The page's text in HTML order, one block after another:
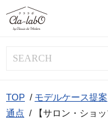
TOP / モデルケース提案
通点 /
【サロン・ショ